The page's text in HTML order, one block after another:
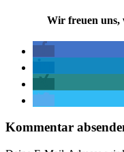
Wir freuen uns,
Kommentar